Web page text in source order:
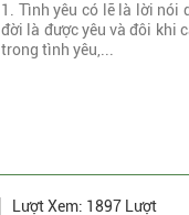
1. Tình yêu có lẽ là lời nói
đời là được yêu và đôi khi
trong tình yêu,...
Lượt Xem: 1897 Lượt